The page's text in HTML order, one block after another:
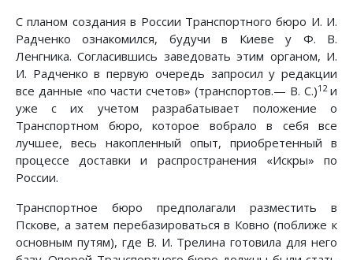
С планом создания в России Транспортного бюро И. И.
Радченко ознакомился, будучи в Киеве у Ф. В.
Ленгника. Согласившись заведовать этим органом, И.
И. Радченко в первую очередь запросил у редакции
все данные «по части счетов» (транспортов.— В. С.)12 и
уже с их учетом разрабатывает положение о
Транспортном бюро, которое вобрало в себя все
лучшее, весь накопленный опыт, приобретенный в
процессе доставки и распространения «Искры» по
России.
Транспортное бюро предполагали разместить в
Пскове, а затем перебазироваться в Ковно (поближе к
основным путям), где В. И. Трелина готовила для него